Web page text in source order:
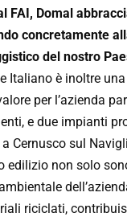
FAI, Domal
concretamente
del nostro
Italiano è inoltre
per l’azienda
e due impianti
Cernusco sul
edilizio non solo
riciclati,